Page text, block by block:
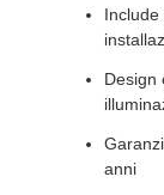
Design
anni